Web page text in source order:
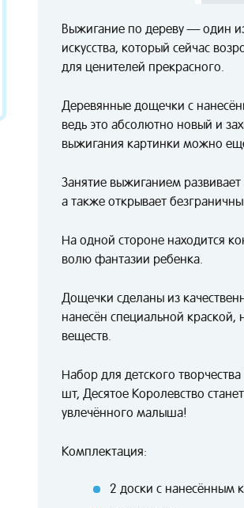
Выжигание по дереву — один
искусства, который сейчас
для ценителей прекрасного.
Деревянные дощечки с
ведь это абсолютно новый и
выжигания картинки можно
Занятие выжиганием
а также открывает
На одной стороне находится
волю фантазии ребенка.
Дощечки сделаны из
нанесён специальной
веществ.
Набор для детского
шт, Десятое Королевство
увлечённого малыша!
Комплектация:
2 доски с нанесённым